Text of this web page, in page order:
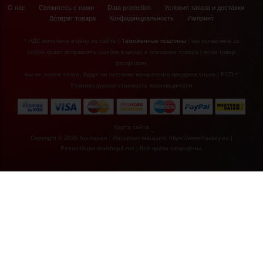
О нас Свяжитесь с нами Data protection
Условия заказа и доставки
Возврат товара
Конфиденциальность Импринт
* НДС включена в цену на сайте | Таможенные пошлины| мы оставляем за
собой право исправлять ошибки в ценах и описании товара | если товар
распродан,
мы не знаем точно, будут ли поставки конкретного продукта снова | РСП =
Рекомендуемая стоимость производителя
Карта сайта
Copyright © 2026 hockey.eu | Интернет-магазин: https://www.hockey.eu |
Реализация realshop4.net | Все права защищены.